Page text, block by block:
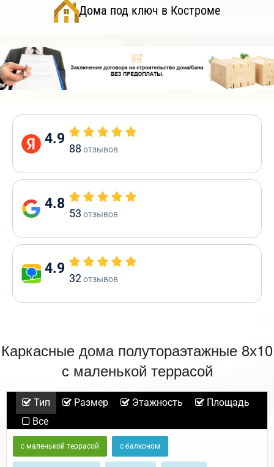
Дома под ключ в Костроме
4.9
88 отзывов
4.8
53 отзывов
4.9
32отзывов
Каркасные дома полутораэтажные 8х10
с маленькой террасой
Тип Размер Этажность
Площадь
Все
с маленькой террасой с балконом